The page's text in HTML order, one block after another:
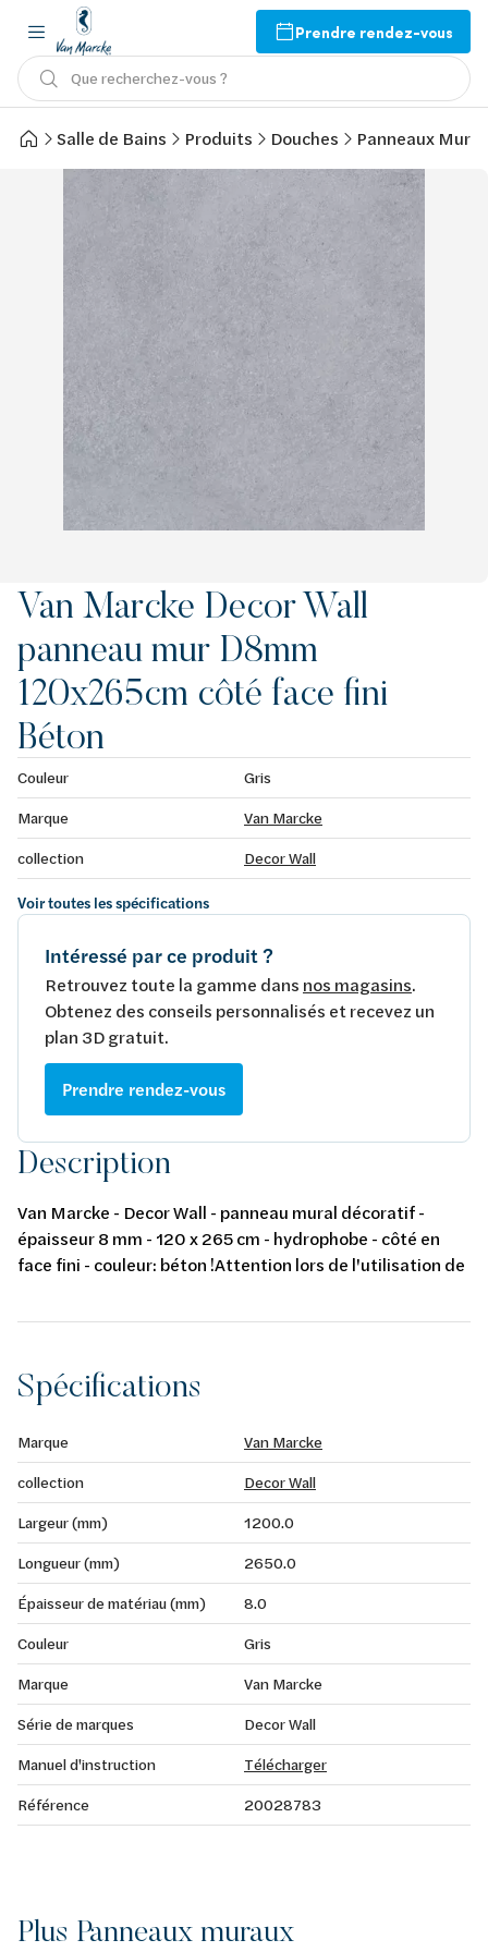
Prendre rendez-vous
Que recherchez-vous ?
Salle de Bains Produits Douches Panneaux
Van Marcke Decor Wall
panneau mur D8mm
120x265cm côté face fini
Béton
Couleur
Gris
Marque
Van Marcke
collection
Decor Wall
Voir toutes les spécifications
Intéressé par ce produit ?
Retrouvez toute la gamme dans nos magasins.
Obtenez des conseils personnalisés et recevez un
plan 3D gratuit.
Prendre rendez-vous
Description
Van Marcke - Decor Wall - panneau mural décoratif -
épaisseur 8 mm - 120 x 265 cm - hydrophobe - côté en
face fini - couleur: béton !Attention lors de l'utilisation de
sur le film avant l'installation afin d'éviter les différences
Spécifications
Marque
Van Marcke
collection
Decor Wall
Largeur (mm)
1200.0
Longueur (mm)
2650.0
Épaisseur de matériau (mm)
8.0
Couleur
Gris
Marque
Van Marcke
Série de marques
Decor Wall
Manuel d'instruction
Télécharger
Référence
20028783
Plus Panneaux muraux